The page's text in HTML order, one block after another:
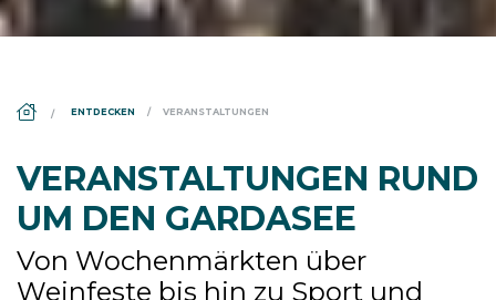
ENTDECKEN VERANSTALTUNGEN
VERANSTALTUNGEN RUND
UM DEN GARDASEE
Von Wochenmärkten über
Weinfeste bis hin zu Sport und